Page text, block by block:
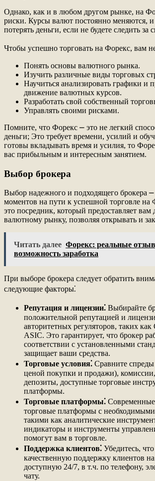
Однако, как и в любом другом рынке, на
риски. Курсы валют постоянно меняются,
потерять деньги, если не будете следить за
Чтобы успешно торговать на Форекс, вам
Понять основы валютного рынка.
Изучить различные виды торговых
Научиться анализировать графики и
движение валютных курсов.
Разработать свой собственный
Управлять своими рисками.
Помните, что Форекс ⎼ это не легкий
деньги; Это требует времени, усилий и
готовы вкладывать время и усилия, то
вас прибыльным и интересным занятием.
Выбор брокера
Выбор надежного и подходящего брокера
моментов на пути к успешной торговле на
это посредник, который предоставляет вам
валютному рынку, позволяя открывать и
Читать далее Форекс: реальные
возможность заработка
При выборе брокера следует обратить
следующие факторы⁚
Репутация и лицензии⁚ Выбирайте
положительной репутацией и
авторитетных регуляторов, таких
ASIC. Это гарантирует, что брокер
соответствии с установленными
защищает ваши средства.
Торговые условия⁚ Сравните
ценой покупки и продажи),
депозиты, доступные торговые
платформы.
Торговые платформы⁚
торговые платформы с
такими как аналитические
индикаторы и инструменты
помогут вам в торговле.
Поддержка клиентов⁚ Убедитесь,
качественную поддержку клиентов
доступную 24/7, в т.ч. по телефону,
чату.